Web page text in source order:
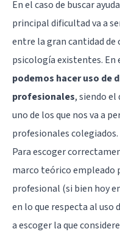
En el caso de buscar
principal dificultad va a
entre la gran cantidad
psicología existentes. En
podemos hacer uso de
profesionales, siendo
uno de los que nos va a
profesionales colegiados.
Para escoger
marco teórico
profesional (si bien hoy
en lo que respecta al uso
a escoger la que